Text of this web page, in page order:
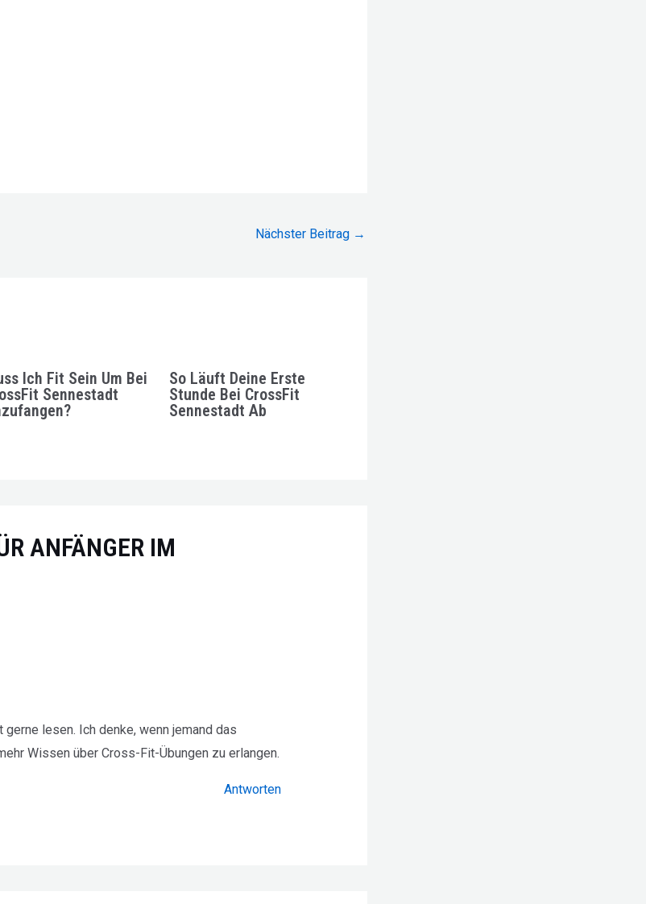
Nächster Beitrag →
Ich Fit Sein Um Bei
Sennestadt
So Läuft Deine Erste
Stunde Bei CrossFit
Sennestadt Ab
ANFÄNGER IM
lesen. Ich denke, wenn jemand das
Wissen über Cross-Fit-Übungen zu erlangen.
Antworten